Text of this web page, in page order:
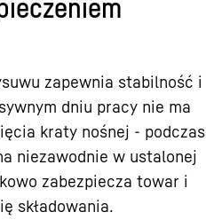
zapewnia stabilność i
dniu pracy nie ma
kraty nośnej - podczas
niezawodnie w ustalonej
zabezpiecza towar i
składowania.